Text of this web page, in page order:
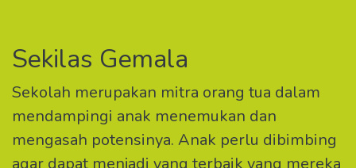
Sekilas Gemala
Sekolah merupakan mitra orang tua dalam
mendampingi anak menemukan dan
mengasah potensinya. Anak perlu dibimbing
agar dapat menjadi yang terbaik yang mereka